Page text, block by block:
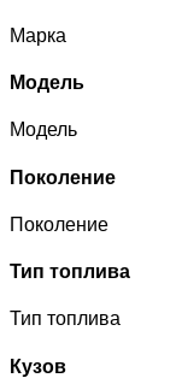
Марка
Модель
Модель
Поколение
Поколение
Тип топлива
Тип топлива
Кузов